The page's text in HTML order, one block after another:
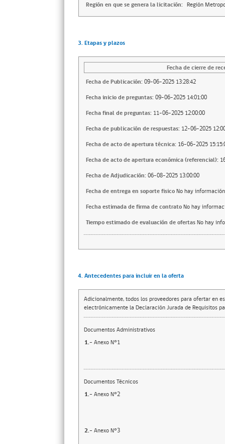
Región en que se genera la licitación: Región
3. Etapas y plazos
Fecha de cierre de
Fecha de Publicación: 09-06-2025 13:28:42
Fecha inicio de preguntas: 09-06-2025 14:01:00
Fecha final de preguntas: 11-06-2025 12:00:00
Fecha de publicación de respuestas: 12-06-2025
Fecha de acto de apertura técnica: 16-06-2025
Fecha de acto de apertura económica (referencial):
Fecha de Adjudicación: 06-08-2025 13:00:00
Fecha de entrega en soporte fisicoNo hay información
Fecha estimada de firma de contratoNo hay
Tiempo estimado de evaluación de ofertasNo hay
4. Antecedentes para incluir en la oferta
Adicionalmente, todos los proveedores para ofertar en
electrónicamente la Declaración Jurada de Requisitos
Documentos Administrativos
1.- Anexo N°1
Documentos Técnicos
1.- Anexo N°2
2.- Anexo N°3